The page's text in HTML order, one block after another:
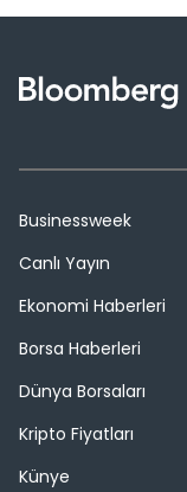
Businessweek
Canlı Yayın
Ekonomi Haberleri
Borsa Haberleri
Dünya Borsaları
Kripto Fiyatları
Künye